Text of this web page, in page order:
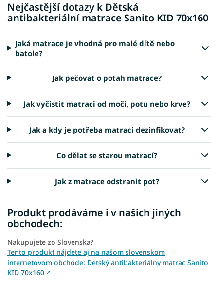
Nejčastější dotazy k Dětská
antibakteriální matrace Sanito KID 70x160
Jaká matrace je vhodná pro malé dítě nebo
batole?
Jak pečovat o potah matrace?
Jak vyčistit matraci od moči, potu nebo krve?
Jak a kdy je potřeba matraci dezinfikovat?
Co dělat se starou matrací?
Jak z matrace odstranit pot?
Produkt prodáváme i v našich jiných
obchodech:
Nakupujete zo Slovenska?
Tento produkt nájdete aj na našom slovenskom
internetovom obchode: Detský antibakteriálny matrac Sanito
KID 70x160 ↗